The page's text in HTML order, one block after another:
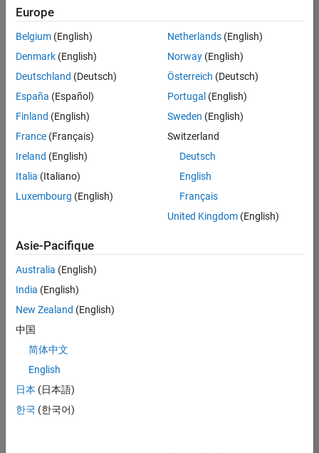
correspondant
à vos
critères
de
recherche.
Vous
pouvez
élargir
votre
recherche
ou
afficher
l’ensemble
d'emploi.
malgré
tout
vous
trouvez
pas
d'offre
corresponde
à vos
Europe
Belgium (English)
Denmark (English)
Deutschland (Deutsch)
España (Español)
Finland (English)
France (Français)
Ireland (English)
Italia (Italiano)
Luxembourg (English)
Netherlands(English)
Norway(English)
Österreich (Deutsch)
Portugal (English)
Sweden (English)
Switzerland
Deutsch
English
Français
United Kingdom(English)
Asie-Pacifique
Australia (English)
India (English)
New Zealand (English)
中国
简体中文
English
日本 (日本語)
한국 (한국어)